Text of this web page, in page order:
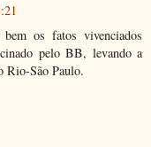
os fatos vivenciados
pelo BB, levando a
Rio-São Paulo.